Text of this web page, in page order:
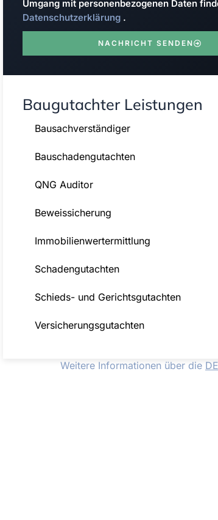
Umgang mit personenbezogenen Daten
Datenschutzerklärung .
NACHRICHT SENDEN
Baugutachter Leistungen
Bausachverständiger
Bauschadengutachten
QNG Auditor
Beweissicherung
Immobilienwertermittlung
Schadengutachten
Schieds- und Gerichtsgutachten
Versicherungsgutachten
Weitere Informationen über die